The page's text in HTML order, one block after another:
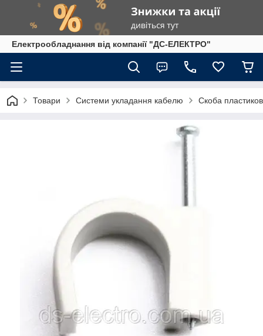
Електрообладнання від компанії "ДС-ЕЛЕКТРО"
Товари Системи укладання кабелю Скоба